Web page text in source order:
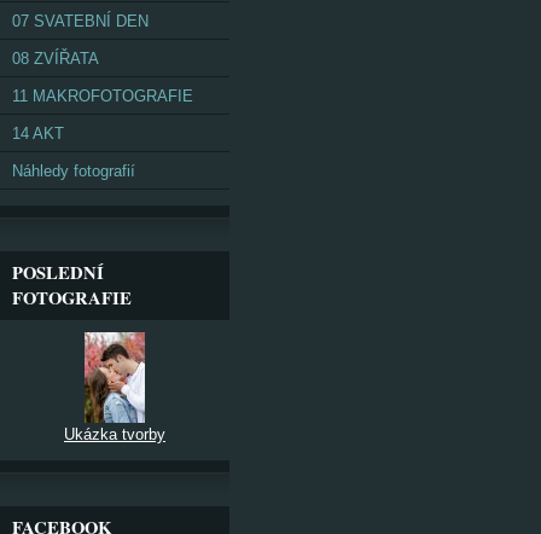
07 SVATEBNÍ DEN
08 ZVÍŘATA
11 MAKROFOTOGRAFIE
14 AKT
Náhledy fotografií
POSLEDNÍ
FOTOGRAFIE
Ukázka tvorby
FACEBOOK